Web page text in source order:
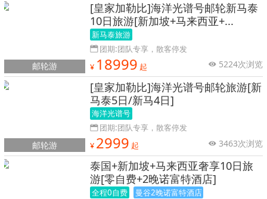
邮轮游
[皇家加勒比]海洋光谱号邮轮新马泰
10日旅游[新加坡+马来西亚+...
新马泰旅游
团期:团队专享，散客停发
¥ 18999 起 5224次浏览
邮轮游
[皇家加勒比]海洋光谱号邮轮旅游[新
马泰5日/新马4日]
海洋光谱号
团期:团队专享，散客停发
¥ 2999 起 3463次浏览
泰国+新加坡+马来西亚奢享10日旅
游[零自费+2晚诺富特酒店]
全程0自费
曼谷2晚诺富特酒店